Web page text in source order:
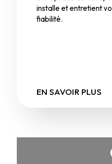
installe et entretient
fiabilité.
EN SAVOIR PLUS